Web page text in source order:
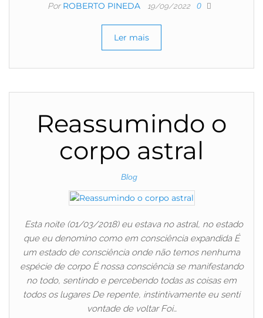
Por ROBERTO PINEDA 19/09/2022 0
Ler mais
Reassumindo o
corpo astral
Blog
Esta noite (01/03/2018) eu estava no astral, no estado
que eu denomino como em consciência expandida É
um estado de consciência onde não temos nenhuma
espécie de corpo É nossa consciência se manifestando
no todo, sentindo e percebendo todas as coisas em
todos os lugares De repente, instintivamente eu senti
vontade de voltar Foi…